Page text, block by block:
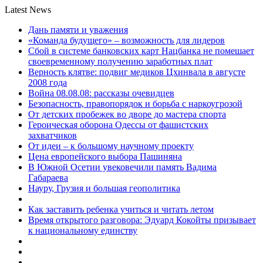
Latest News
Дань памяти и уважения
«Команда будущего» – возможность для лидеров
Сбой в системе банковских карт Нацбанка не помешает
своевременному получению заработных плат
Верность клятве: подвиг медиков Цхинвала в августе
2008 года
Война 08.08.08: рассказы очевидцев
Безопасность, правопорядок и борьба с наркоугрозой
От детских пробежек во дворе до мастера спорта
Героическая оборона Одессы от фашистских
захватчиков
От идеи – к большому научному проекту
Цена европейского выбора Пашиняна
В Южной Осетии увековечили память Вадима
Габараева
Науру, Грузия и большая геополитика
Как заставить ребенка учиться и читать летом
Время открытого разговора: Эдуард Кокойты призывает
к национальному единству